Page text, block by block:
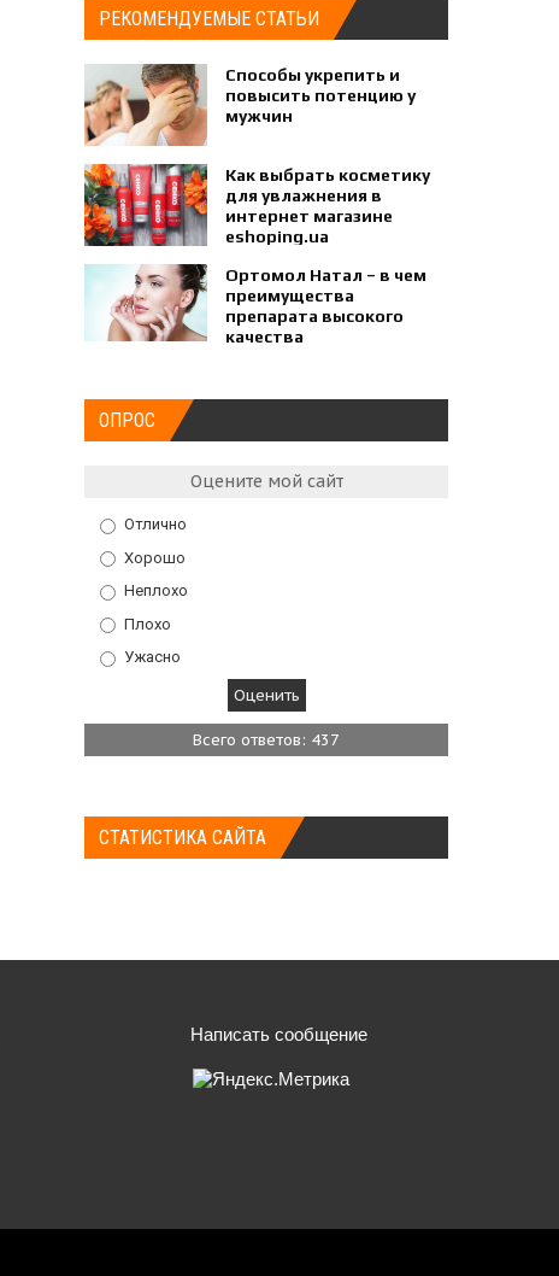
РЕКОМЕНДУЕМЫЕ СТАТЬИ
Способы укрепить и
повысить потенцию у
мужчин
Как выбрать косметику
для увлажнения в
интернет магазине
eshoping.ua
Ортомол Натал – в чем
преимущества
препарата высокого
качества
ОПРОС
Оцените мой сайт
Отлично
Хорошо
Неплохо
Плохо
Ужасно
Всего ответов: 437
СТАТИСТИКА САЙТА
Написать сообщение